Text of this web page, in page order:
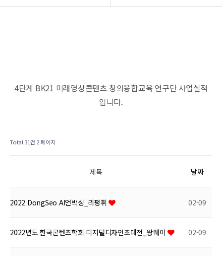
4단계 BK21 미래영상콘텐츠 창의융합교육 연구단 사업실적
입니다.
Total 31건 2 페이지
제목 날짜
2022 DongSeo AI언박싱_리펑휘 02-09
2022년도 한국콘텐츠학회 디지털디자인초대전_왕웨이 02-09